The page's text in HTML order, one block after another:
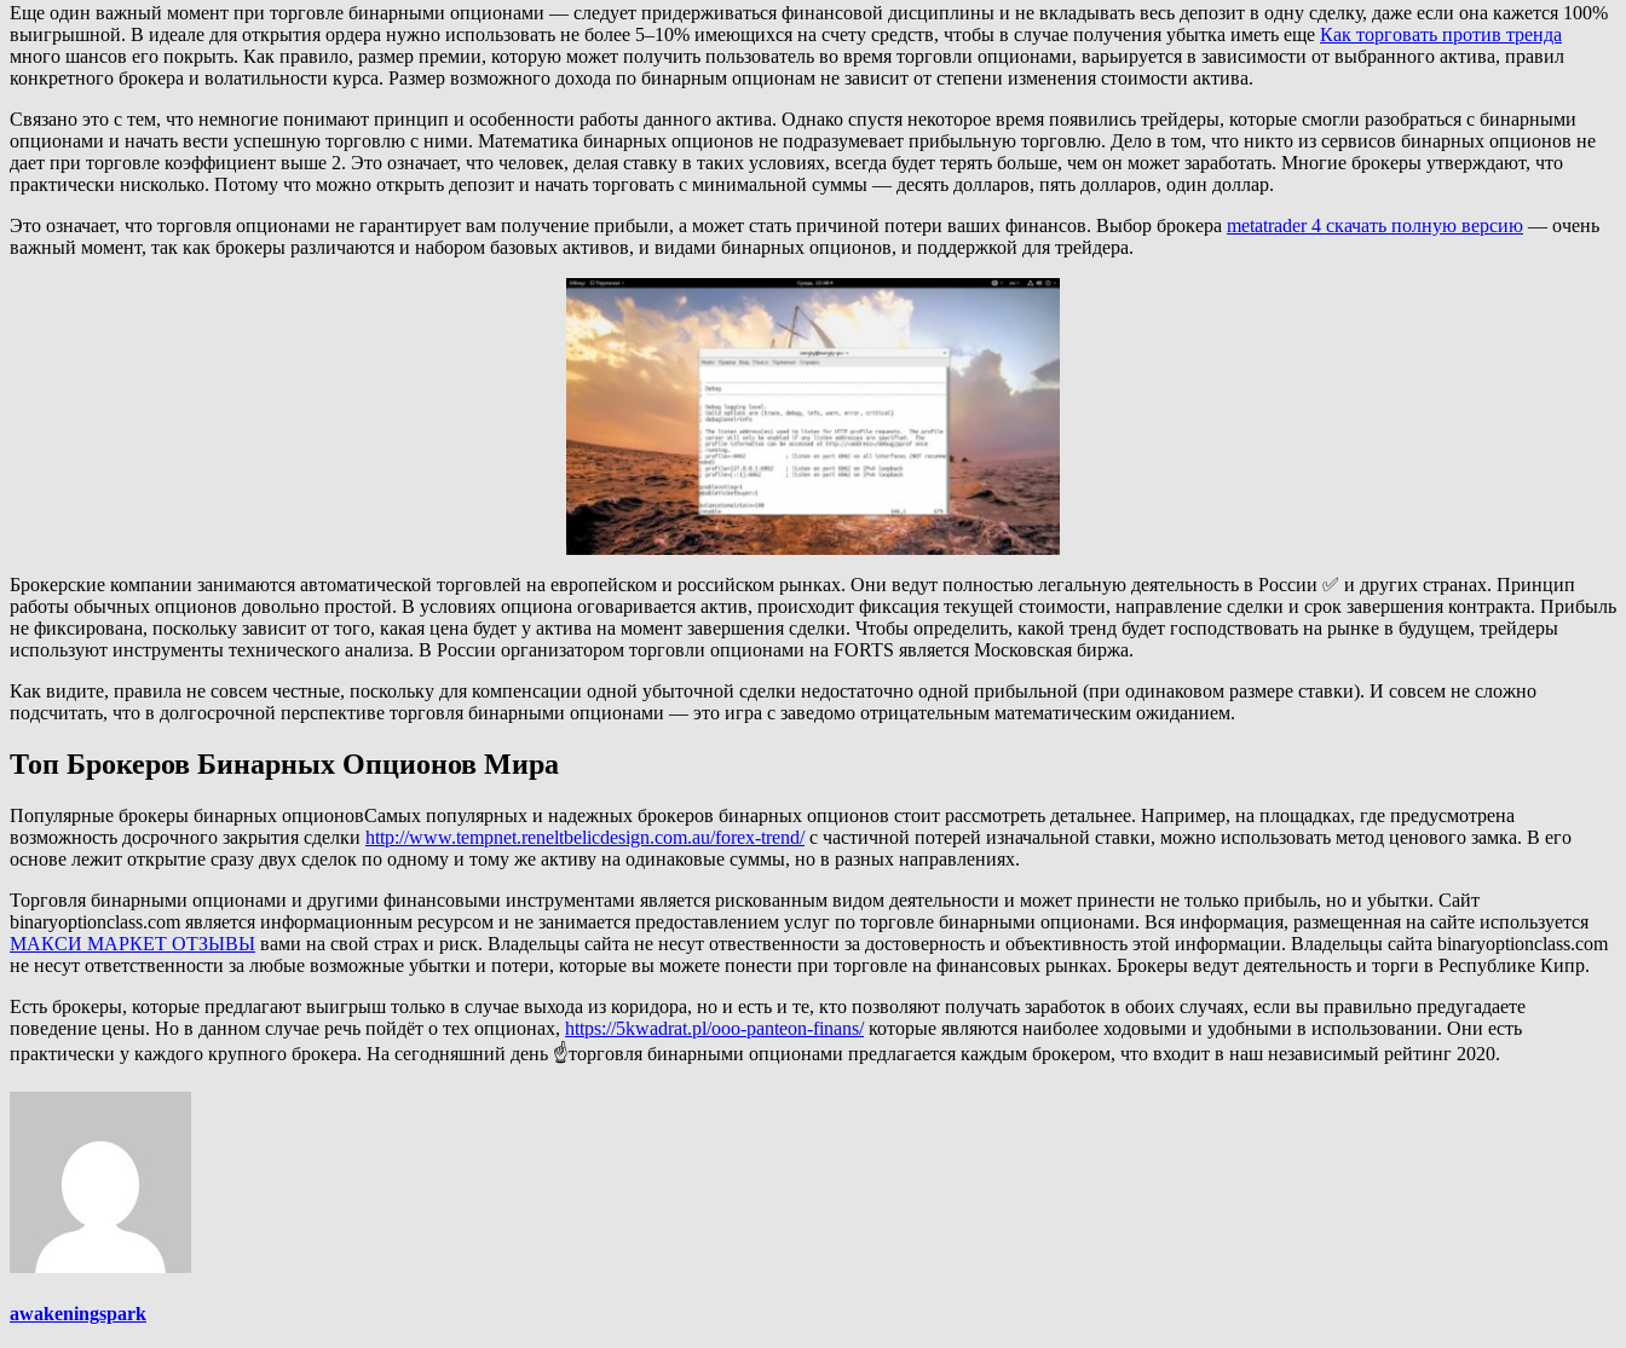
Еще один важный момент при торговле бинарными опционами — следует придерживаться финансовой дисциплины и не вкладывать весь депозит в одну сделку, даже если она кажется 100%
выигрышной. В идеале для открытия ордера нужно использовать не более 5–10% имеющихся на счету средств, чтобы в случае получения убытка иметь еще Как торговать против тренда
много шансов его покрыть. Как правило, размер премии, которую может получить пользователь во время торговли опционами, варьируется в зависимости от выбранного актива, правил
конкретного брокера и волатильности курса. Размер возможного дохода по бинарным опционам не зависит от степени изменения стоимости актива.
Связано это с тем, что немногие понимают принцип и особенности работы данного актива. Однако спустя некоторое время появились трейдеры, которые смогли разобраться с бинарными
опционами и начать вести успешную торговлю с ними. Математика бинарных опционов не подразумевает прибыльную торговлю. Дело в том, что никто из сервисов бинарных опционов не
дает при торговле коэффициент выше 2. Это означает, что человек, делая ставку в таких условиях, всегда будет терять больше, чем он может заработать. Многие брокеры утверждают, что
практически нисколько. Потому что можно открыть депозит и начать торговать с минимальной суммы — десять долларов, пять долларов, один доллар.
Это означает, что торговля опционами не гарантирует вам получение прибыли, а может стать причиной потери ваших финансов. Выбор брокера metatrader 4 скачать полную версию — очень
важный момент, так как брокеры различаются и набором базовых активов, и видами бинарных опционов, и поддержкой для трейдера.
Брокерские компании занимаются автоматической торговлей на европейском и российском рынках. Они ведут полностью легальную деятельность в России ✅ и других странах. Принцип
работы обычных опционов довольно простой. В условиях опциона оговаривается актив, происходит фиксация текущей стоимости, направление сделки и срок завершения контракта. Прибыль
не фиксирована, поскольку зависит от того, какая цена будет у актива на момент завершения сделки. Чтобы определить, какой тренд будет господствовать на рынке в будущем, трейдеры
используют инструменты технического анализа. В России организатором торговли опционами на FORTS является Московская биржа.
Как видите, правила не совсем честные, поскольку для компенсации одной убыточной сделки недостаточно одной прибыльной (при одинаковом размере ставки). И совсем не сложно
подсчитать, что в долгосрочной перспективе торговля бинарными опционами — это игра с заведомо отрицательным математическим ожиданием.
Топ Брокеров Бинарных Опционов Мира
Популярные брокеры бинарных опционовСамых популярных и надежных брокеров бинарных опционов стоит рассмотреть детальнее. Например, на площадках, где предусмотрена
возможность досрочного закрытия сделки http://www.tempnet.reneltbelicdesign.com.au/forex-trend/с частичной потерей изначальной ставки, можно использовать метод ценового замка. В его
основе лежит открытие сразу двух сделок по одному и тому же активу на одинаковые суммы, но в разных направлениях.
Торговля бинарными опционами и другими финансовыми инструментами является рискованным видом деятельности и может принести не только прибыль, но и убытки. Сайт
binaryoptionclass.com является информационным ресурсом и не занимается предоставлением услуг по торговле бинарными опционами. Вся информация, размещенная на сайте используется
МАКСИ МАРКЕТ ОТЗЫВЫ вами на свой страх и риск. Владельцы сайта не несут отвественности за достоверность и объективность этой информации. Владельцы сайта binaryoptionclass.com
не несут ответственности за любые возможные убытки и потери, которые вы можете понести при торговле на финансовых рынках. Брокеры ведут деятельность и торги в Республике Кипр.
Есть брокеры, которые предлагают выигрыш только в случае выхода из коридора, но и есть и те, кто позволяют получать заработок в обоих случаях, если вы правильно предугадаете
поведение цены. Но в данном случае речь пойдёт о тех опционах, https://5kwadrat.pl/ooo-panteon-finans/которые являются наиболее ходовыми и удобными в использовании. Они есть
практически у каждого крупного брокера. На сегодняшний день ☝торговля бинарными опционами предлагается каждым брокером, что входит в наш независимый рейтинг 2020.
awakeningspark